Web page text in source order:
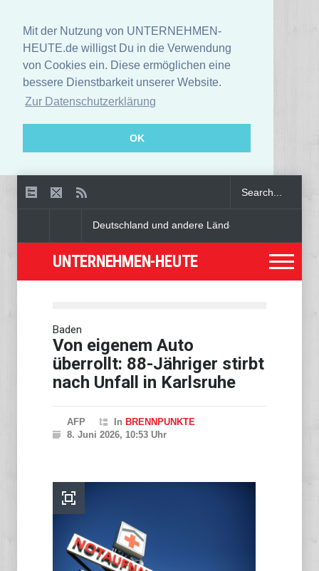
Mit der Nutzung von UNTERNEHMEN-
HEUTE.de willigst Du in die Verwendung
von Cookies ein. Diese ermöglichen eine
bessere Dienstbarkeit unserer Website.
Zur Datenschutzerklärung
OK
Deutschland und andere Länder warnen öffentlich
UNTERNEHMEN-HEUTE
Baden
Von eigenem Auto
überrollt: 88-Jähriger stirbt
nach Unfall in Karlsruhe
AFP In BRENNPUNKTE
8. Juni 2026, 10:53 Uhr